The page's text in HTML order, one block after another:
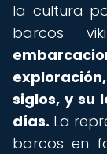
la cultura
barcos
siglos, y su
días. La
barcos en